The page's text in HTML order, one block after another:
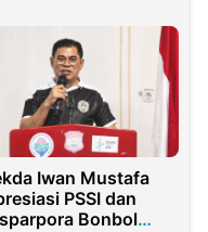
Lapangan
Iwan Mustafa
PSSI dan
Bonbol